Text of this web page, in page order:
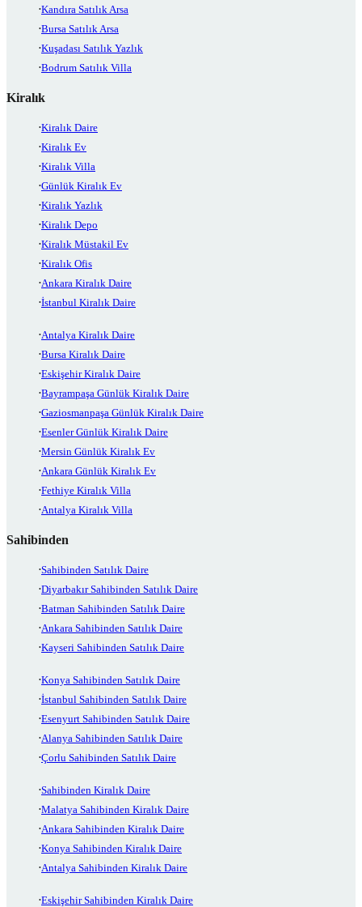
Kandıra Satılık Arsa
Bursa Satılık Arsa
Kuşadası Satılık Yazlık
Bodrum Satılık Villa
Kiralık
Kiralık Daire
Kiralık Ev
Kiralık Villa
Günlük Kiralık Ev
Kiralık Yazlık
Kiralık Depo
Kiralık Müstakil Ev
Kiralık Ofis
Ankara Kiralık Daire
İstanbul Kiralık Daire
Antalya Kiralık Daire
Bursa Kiralık Daire
Eskişehir Kiralık Daire
Bayrampaşa Günlük Kiralık Daire
Gaziosmanpaşa Günlük Kiralık Daire
Esenler Günlük Kiralık Daire
Mersin Günlük Kiralık Ev
Ankara Günlük Kiralık Ev
Fethiye Kiralık Villa
Antalya Kiralık Villa
Sahibinden
Sahibinden Satılık Daire
Diyarbakır Sahibinden Satılık Daire
Batman Sahibinden Satılık Daire
Ankara Sahibinden Satılık Daire
Kayseri Sahibinden Satılık Daire
Konya Sahibinden Satılık Daire
İstanbul Sahibinden Satılık Daire
Esenyurt Sahibinden Satılık Daire
Alanya Sahibinden Satılık Daire
Çorlu Sahibinden Satılık Daire
Sahibinden Kiralık Daire
Malatya Sahibinden Kiralık Daire
Ankara Sahibinden Kiralık Daire
Konya Sahibinden Kiralık Daire
Antalya Sahibinden Kiralık Daire
Eskişehir Sahibinden Kiralık Daire